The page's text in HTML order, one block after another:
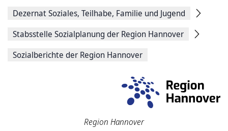
Dezernat Soziales, Teilhabe, Familie und Jugend
Stabsstelle Sozialplanung der Region Hannover
Sozialberichte der Region Hannover
Region Hannover